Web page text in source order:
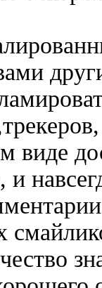
виде
и